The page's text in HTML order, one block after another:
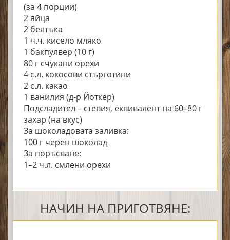
(за 4 порции)
2 яйца
2 белтъка
1 ч.ч. кисело мляко
1 бакпулвер (10 г)
80 г счукани орехи
4 с.л. кокосови стърготини
2 с.л. какао
1 ванилия (д-р Йоткер)
Подсладител – стевия, еквивалент на 60–80 г
захар (на вкус)
За шоколадовата заливка:
100 г черен шоколад
За поръсване:
1–2 ч.л. смлени орехи
НАЧИН НА ПРИГОТВЯНЕ: